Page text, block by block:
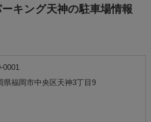
キング天神の駐車場情報
0001
県福岡市中央区天神3丁目9